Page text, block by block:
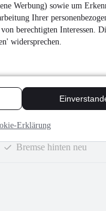
Werbung) sowie um
Ihrer
berechtigten Interessen.
widersprechen.
Erklärung
MINI Cooper S John
Reparierter
Bremse hinten neu